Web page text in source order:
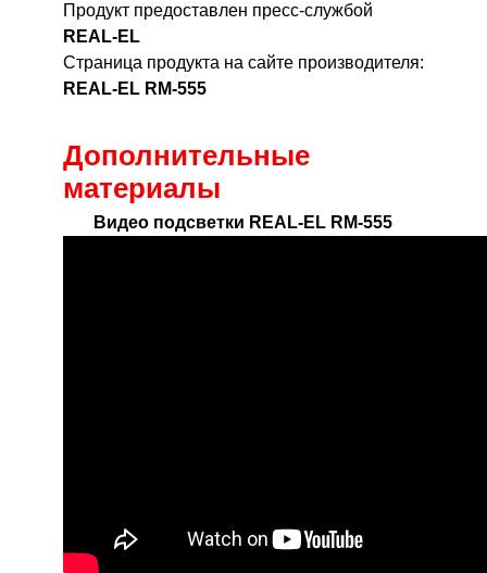
Продукт предоставлен пресс-службой
REAL-EL
Страница продукта на сайте производителя:
REAL-EL RM-555
Дополнительные
материалы
Видео подсветки REAL-EL RM-555